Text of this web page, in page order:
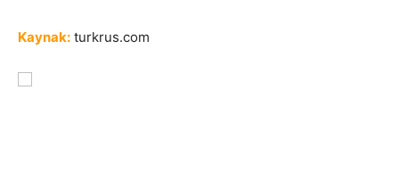
Kaynak: turkrus.com